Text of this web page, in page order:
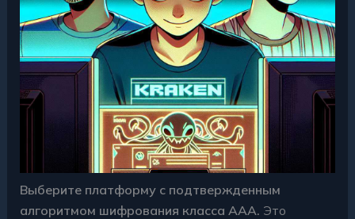
Выберите платформу с подтвержденным
алгоритмом шифрования класса ААА. Это